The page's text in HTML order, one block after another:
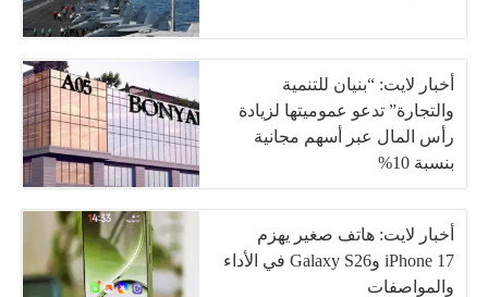
أخبار لايت: “بنيان للتنمية
والتجارة” تدعو عموميتها لزيادة
رأس المال عبر أسهم مجانية
بنسبة 10%
أخبار لايت: هاتف صغير يهزم
iPhone 17 وGalaxy S26 في الأداء
والمواصفات